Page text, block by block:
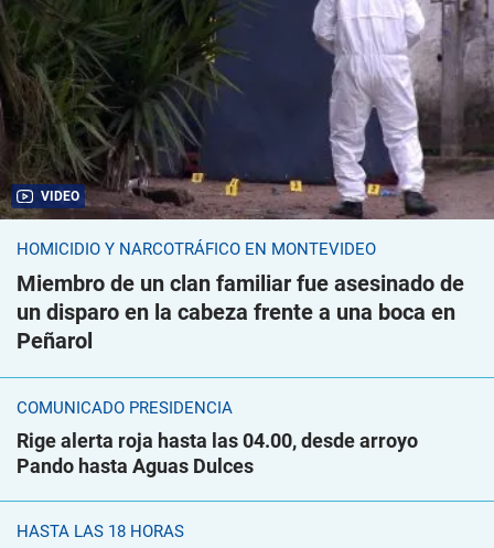
VIDEO
HOMICIDIO Y NARCOTRÁFICO EN MONTEVIDEO
Miembro de un clan familiar fue asesinado de
un disparo en la cabeza frente a una boca en
Peñarol
COMUNICADO PRESIDENCIA
Rige alerta roja hasta las 04.00, desde arroyo
Pando hasta Aguas Dulces
HASTA LAS 18 HORAS